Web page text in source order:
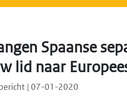
Spaanse
lid naar
| 07-01-2020